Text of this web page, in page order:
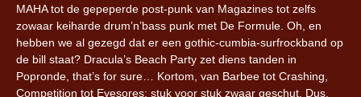
MAHA tot de gepeperde post-punk van Magazines tot zelfs
zowaar keiharde drum’n’bass punk met De Formule. Oh, en
hebben we al gezegd dat er een gothic-cumbia-surfrockband op
de bill staat? Dracula’s Beach Party zet diens tanden in
Popronde, that’s for sure… Kortom, van Barbee tot Crashing,
Competition tot Eyesores: stuk voor stuk zwaar geschut. Dus,